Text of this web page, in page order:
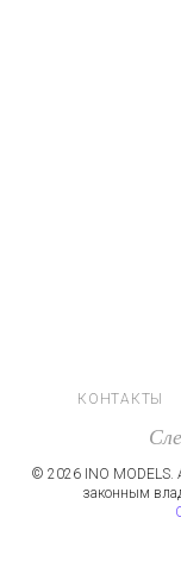
КОНТАКТЫ
© 2026 INO MODELS.
законным